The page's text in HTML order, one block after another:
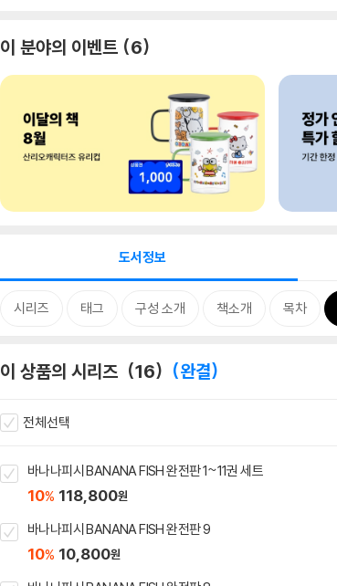
이 분야의 이벤트 6
도서정보
시리즈 태그 구성 소개 책소개 목차
이 상품의 시리즈 16 완결
전체선택
바나나피시 BANANA FISH 완전판 1~11권 세트
10% 118,800원
바나나피시 BANANA FISH 완전판 9
10% 10,800원